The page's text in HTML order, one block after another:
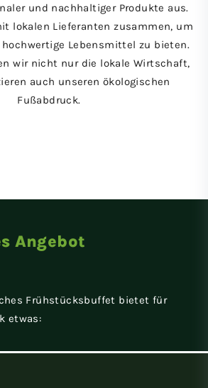
und nachhaltiger Produkte aus.
lokalen Lieferanten zusammen, um
Lebensmittel zu bieten.
wir nicht nur die lokale Wirtschaft,
auch unseren ökologischen
Fußabdruck.
Angebot
Frühstücksbuffet bietet für
etwas: